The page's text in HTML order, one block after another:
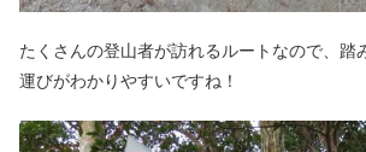
たくさんの登山者が訪れるルートなので、踏
運びがわかりやすいですね！